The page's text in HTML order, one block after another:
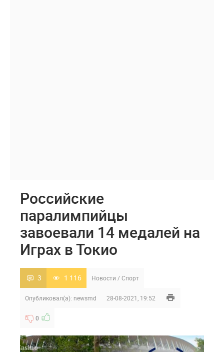
Российские
паралимпийцы
завоевали 14 медалей на
Играх в Токио
3 1 116 Новости /Спорт
Опубликовал(а): newsmd 28-08-2021, 19:52
0